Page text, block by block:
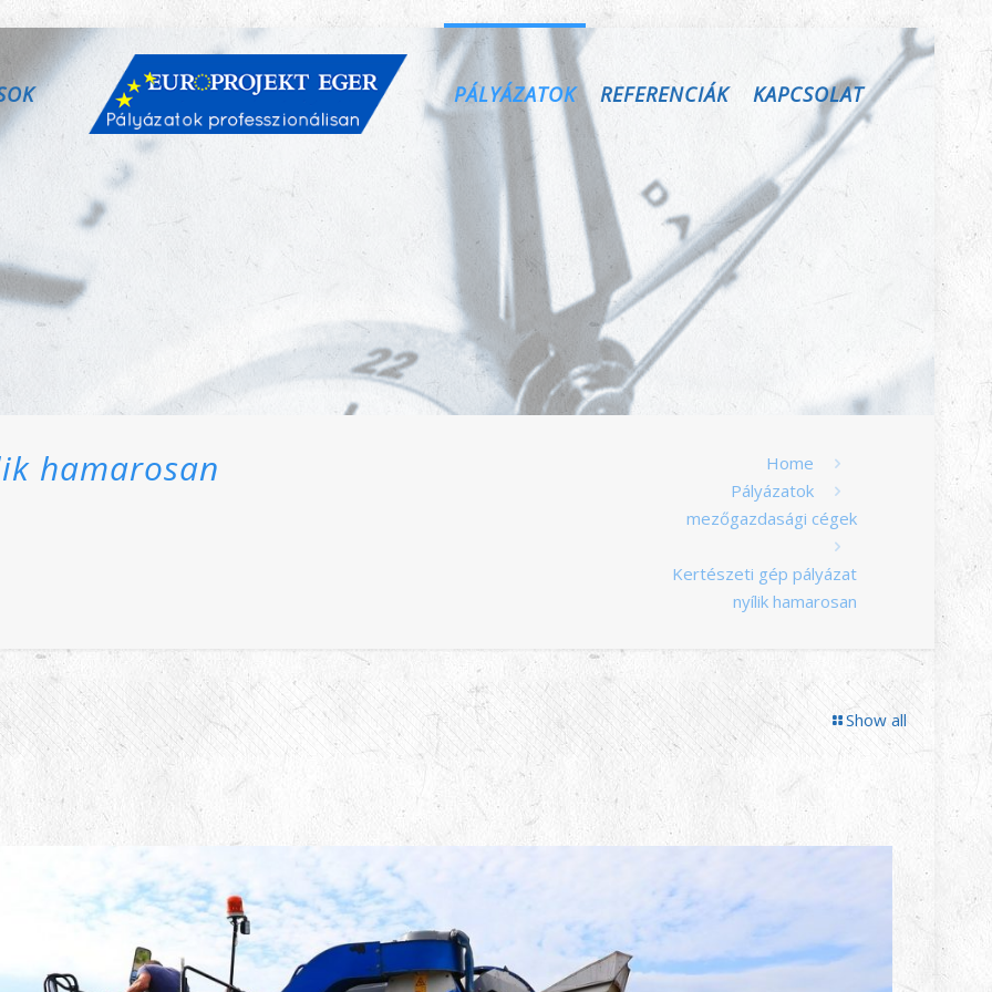
PÁLYÁZATOK REFERENCIÁK KAPCSOLAT
hamarosan
Home
Pályázatok
mezőgazdasági cégek
Kertészeti gép pályázat
nyílik hamarosan
Show all